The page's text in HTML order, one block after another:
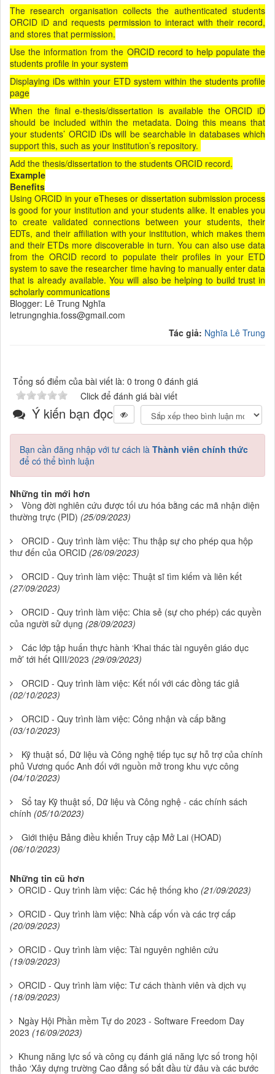
The research organisation collects the authenticated students
ORCID iD and requests permission to interact with their record,
and stores that permission.
Use the information from the ORCID record to help populate the
students profile in your system
Displaying iDs within your ETD system within the students profile
page
When the final e-thesis/dissertation is available the ORCID iD
should be included within the metadata. Doing this means that
your students’ ORCID iDs will be searchable in databases which
support this, such as your institution’s repository.
Add the thesis/dissertation to the students ORCID record.
Example
Benefits
Using ORCID in your eTheses or dissertation submission process
is good for your institution and your students alike. It enables you
to create validated connections between your students, their
EDTs, and their affiliation with your institution, which makes them
and their ETDs more discoverable in turn. You can also use data
from the ORCID record to populate their profiles in your ETD
system to save the researcher time having to manually enter data
that is already available. You will also be helping to build trust in
scholarly communications
Blogger: Lê Trung Nghĩa
letrungnghia.foss@gmail.com
Tác giả: Nghĩa Lê Trung
Tổng số điểm của bài viết là: 0 trong 0 đánh giá
Click để đánh giá bài viết
Ý kiến bạn đọc
Bạn cần đăng nhập với tư cách là Thành viên chính thức
để có thể bình luận
Những tin mới hơn
Vòng đời nghiên cứu được tối ưu hóa bằng các mã nhận diện
thường trực (PID) (25/09/2023)
ORCID - Quy trình làm việc: Thu thập sự cho phép qua hộp
thư đến của ORCID (26/09/2023)
ORCID - Quy trình làm việc: Thuật sĩ tìm kiếm và liên kết
(27/09/2023)
ORCID - Quy trình làm việc: Chia sẻ (sự cho phép) các quyền
của người sử dụng (28/09/2023)
Các lớp tập huấn thực hành ‘Khai thác tài nguyên giáo dục
mở’ tới hết QIII/2023 (29/09/2023)
ORCID - Quy trình làm việc: Kết nối với các đồng tác giả
(02/10/2023)
ORCID - Quy trình làm việc: Công nhận và cấp bằng
(03/10/2023)
Kỹ thuật số, Dữ liệu và Công nghệ tiếp tục sự hỗ trợ của chính
phủ Vương quốc Anh đối với nguồn mở trong khu vực công
(04/10/2023)
Sổ tay Kỹ thuật số, Dữ liệu và Công nghệ - các chính sách
chính (05/10/2023)
Giới thiệu Bảng điều khiển Truy cập Mở Lai (HOAD)
(06/10/2023)
Những tin cũ hơn
ORCID - Quy trình làm việc: Các hệ thống kho (21/09/2023)
ORCID - Quy trình làm việc: Nhà cấp vốn và các trợ cấp
(20/09/2023)
ORCID - Quy trình làm việc: Tài nguyên nghiên cứu
(19/09/2023)
ORCID - Quy trình làm việc: Tư cách thành viên và dịch vụ
(18/09/2023)
Ngày Hội Phần mềm Tự do 2023 - Software Freedom Day
2023 (16/09/2023)
Khung năng lực số và công cụ đánh giá năng lực số trong hội
thảo ‘Xây dựng trường Cao đẳng số bắt đầu từ đâu và các bước